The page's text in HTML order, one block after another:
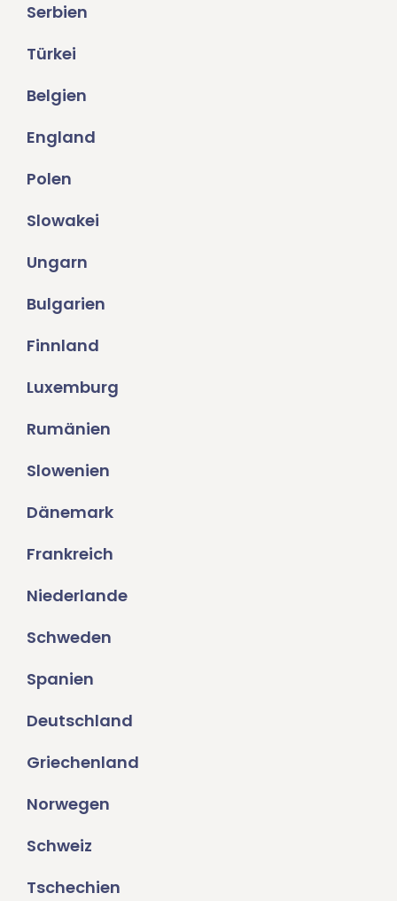
Serbien
Türkei
Belgien
England
Polen
Slowakei
Ungarn
Bulgarien
Finnland
Luxemburg
Rumänien
Slowenien
Dänemark
Frankreich
Niederlande
Schweden
Spanien
Deutschland
Griechenland
Norwegen
Schweiz
Tschechien